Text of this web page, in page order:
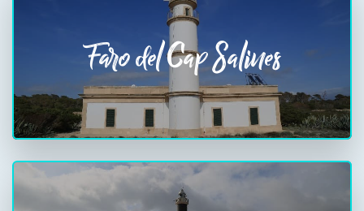
Faro del Cap Salines